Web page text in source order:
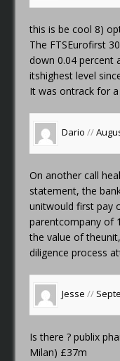
this is be cool 8)
The FTSEurofirst
down 0.04 percent
itshighest level
It was ontrack for
Dario //
On another call
statement, the
unitwould first pay
parentcompany of
the value of
diligence process
Jesse //
Is there ?publix